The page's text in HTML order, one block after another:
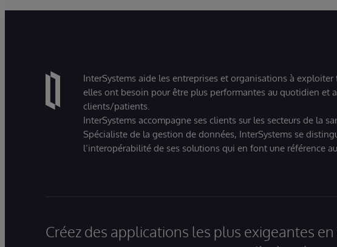
InterSystems aide les entreprises et organisations à
elles ont besoin pour être plus performantes au quotidien et
clients/patients.
InterSystems accompagne ses clients sur les secteurs de la
Spécialiste de la gestion de données, InterSystems se
l’interopérabilité de ses solutions qui en font une référence
Créez des applications les plus exigeantes